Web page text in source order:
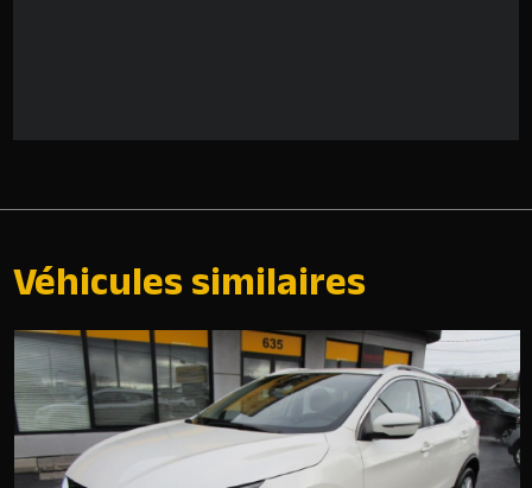
Véhicules similaires